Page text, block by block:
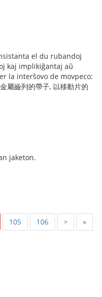
el du rubandoj
kaj implikiĝantaj aŭ
la interŝovo de movpeco:
屬齒列的帶子, 以移動片的
jaketon.
105 106 > »